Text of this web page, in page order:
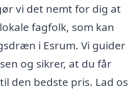
vi det nemt for dig at
fagfolk, som kan
i Esrum. Vi guider
og sikrer, at du får
den bedste pris. Lad os